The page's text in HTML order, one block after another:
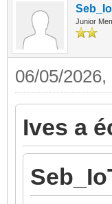
Junior
06/05/
Ives a